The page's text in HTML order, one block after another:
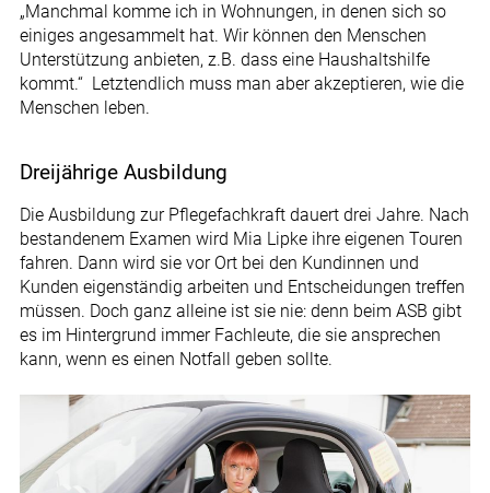
„Manchmal komme ich in Wohnungen, in denen sich so
einiges angesammelt hat. Wir können den Menschen
Unterstützung anbieten, z.B. dass eine Haushaltshilfe
kommt.“ Letztendlich muss man aber akzeptieren, wie die
Menschen leben.
Dreijährige Ausbildung
Die Ausbildung zur Pflegefachkraft dauert drei Jahre. Nach
bestandenem Examen wird Mia Lipke ihre eigenen Touren
fahren. Dann wird sie vor Ort bei den Kundinnen und
Kunden eigenständig arbeiten und Entscheidungen treffen
müssen. Doch ganz alleine ist sie nie: denn beim ASB gibt
es im Hintergrund immer Fachleute, die sie ansprechen
kann, wenn es einen Notfall geben sollte.